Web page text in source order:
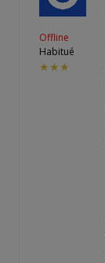
Offline
Habitué
★★★